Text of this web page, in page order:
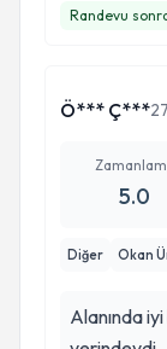
Randevu
Ö*** Ç***
5.0
Diğer Okan
Alanında